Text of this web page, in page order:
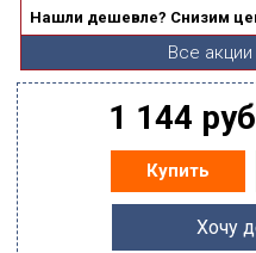
Нашли дешевле? Снизим
Все акции
1 144
Купить
Хочу